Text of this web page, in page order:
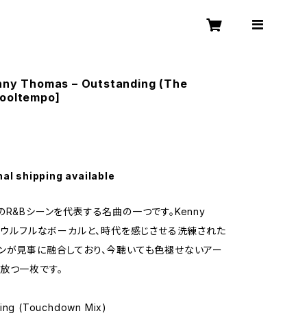
Thomas – Outstanding (The
shipping available
シーンを代表する名曲の一つです。Kenny
ルフルなボーカルと、時代を感じさせる洗練された
が見事に融合しており、今聴いても色褪せないアー
つ一枚です。
(Touchdown Mix)